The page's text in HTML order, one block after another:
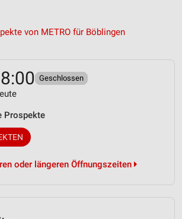
von METRO für Böblingen
Geschlossen
Prospekte
oder längeren Öffnungszeiten